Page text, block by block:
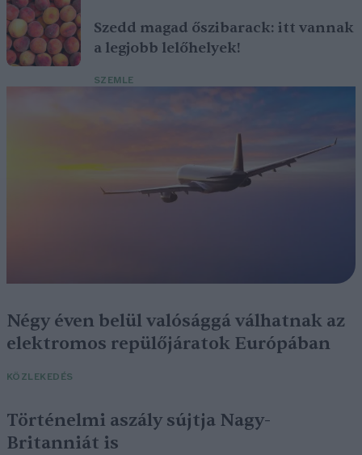
Szedd magad őszibarack: itt vannak
a legjobb lelőhelyek!
SZEMLE
Négy éven belül valósággá válhatnak az
elektromos repülőjáratok Európában
KÖZLEKEDÉS
Történelmi aszály sújtja Nagy-
Britanniát is